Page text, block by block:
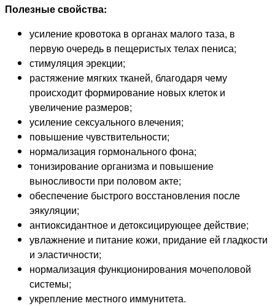
Полезные свойства:
усиление кровотока в органах малого таза, в
первую очередь в пещеристых телах пениса;
стимуляция эрекции;
растяжение мягких тканей, благодаря чему
происходит формирование новых клеток и
увеличение размеров;
усиление сексуального влечения;
повышение чувствительности;
нормализация гормонального фона;
тонизирование организма и повышение
выносливости при половом акте;
обеспечение быстрого восстановления после
эякуляции;
антиоксидантное и детоксицирующее действие;
увлажнение и питание кожи, придание ей гладкости
и эластичности;
нормализация функционирования мочеполовой
системы;
укрепление местного иммунитета.